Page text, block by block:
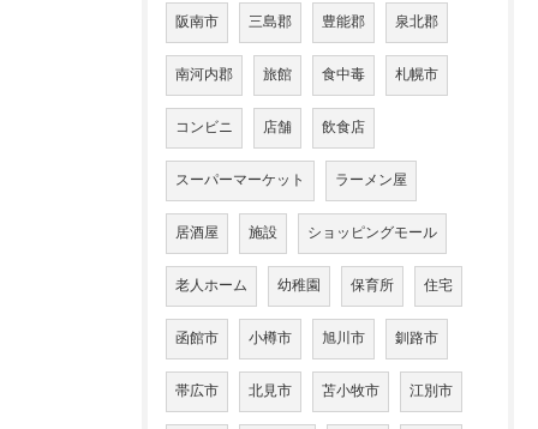
阪南市 三島郡 豊能郡 泉北郡
南河内郡 旅館 食中毒 札幌市
コンビニ 店舗 飲食店
スーパーマーケット ラーメン屋
居酒屋 施設 ショッピングモール
老人ホーム 幼稚園 保育所 住宅
函館市 小樽市 旭川市 釧路市
帯広市 北見市 苫小牧市 江別市